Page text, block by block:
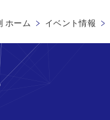
ホーム イベント情報